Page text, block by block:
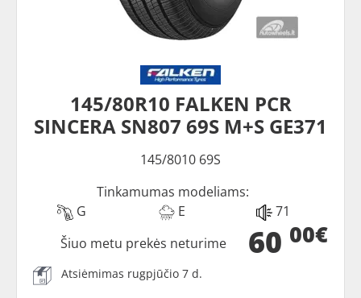
145/80R10 FALKEN PCR
SINCERA SN807 69S M+S GE371
145/8010 69S
Tinkamumas modeliams:
G
E 71
60 00€
Šiuo metu prekės neturime
Atsiėmimas rugpjūčio 7 d.